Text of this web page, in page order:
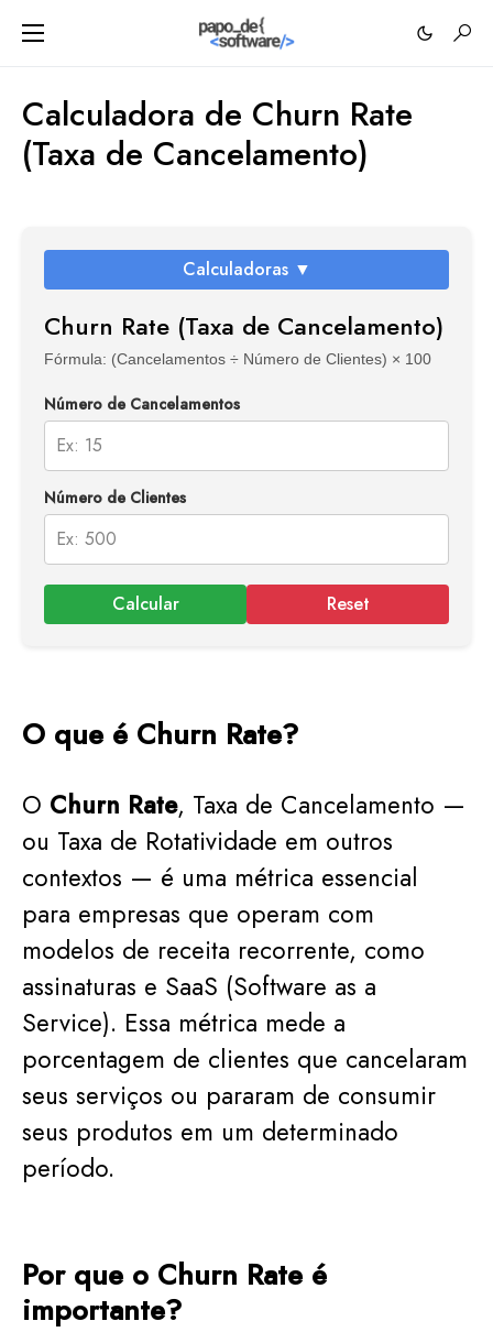
Calculadora de Churn Rate
(Taxa de Cancelamento)
Calculadoras ▼
Churn Rate (Taxa de Cancelamento)
Fórmula: (Cancelamentos ÷ Número de Clientes) × 100
Número de Cancelamentos
Número de Clientes
Calcular Reset
O que é Churn Rate?
O Churn Rate, Taxa de Cancelamento —
ou Taxa de Rotatividade em outros
contextos — é uma métrica essencial
para empresas que operam com
modelos de receita recorrente, como
assinaturas e SaaS (Software as a
Service). Essa métrica mede a
porcentagem de clientes que cancelaram
seus serviços ou pararam de consumir
seus produtos em um determinado
período.
Por que o Churn Rate é
importante?